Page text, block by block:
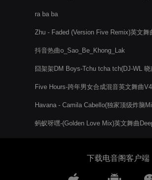
ra ba ba
Zhu - Faded (Version Five Remix)英文舞
抖音热曲o_Sao_Be_Khong_Lak
囧架架DM Boys-Tchu tcha tch(DJ-WL
Five Hours-跨年男女合成混音英文舞曲
Havana - Camila Cabello(独家顶级炸脑
蚂蚁呀嘿-(Golden Love Mix)英文舞曲
下载电音阁客户端